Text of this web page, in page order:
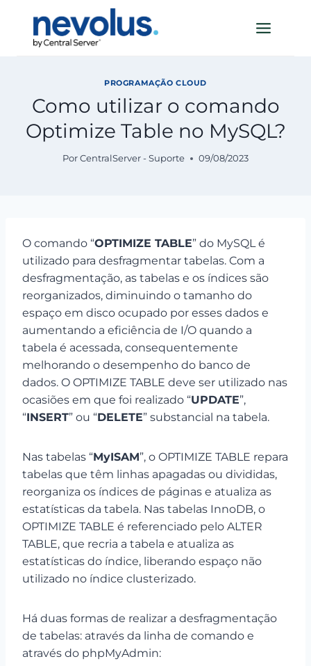
PROGRAMAÇÃO CLOUD
Como utilizar o comando
Optimize Table no MySQL?
Por CentralServer - Suporte 09/08/2023
O comando “OPTIMIZE TABLE” do MySQL é
utilizado para desfragmentar tabelas. Com a
desfragmentação, as tabelas e os índices são
reorganizados, diminuindo o tamanho do
espaço em disco ocupado por esses dados e
aumentando a eficiência de I/O quando a
tabela é acessada, consequentemente
melhorando o desempenho do banco de
dados. O OPTIMIZE TABLE deve ser utilizado nas
ocasiões em que foi realizado “UPDATE”,
“INSERT” ou “DELETE” substancial na tabela.
Nas tabelas “MyISAM”, o OPTIMIZE TABLE repara
tabelas que têm linhas apagadas ou divididas,
reorganiza os índices de páginas e atualiza as
estatísticas da tabela. Nas tabelas InnoDB, o
OPTIMIZE TABLE é referenciado pelo ALTER
TABLE, que recria a tabela e atualiza as
estatísticas do índice, liberando espaço não
utilizado no índice clusterizado.
Há duas formas de realizar a desfragmentação
de tabelas: através da linha de comando e
através do phpMyAdmin: